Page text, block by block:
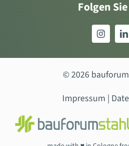
Folgen
© 2026
Impressum |